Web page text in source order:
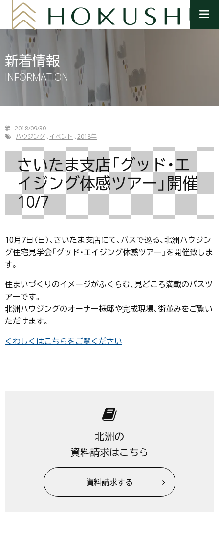
ニ
新着情報
INFORMATION
2018/09/30
ハウジング イベント 2018年
さいたま支店「グッド・エ
イジング体感ツアー」開催
10/7
10月7日（日）、さいたま支店にて、バスで巡る、北洲ハウジン
グ住宅見学会「グッド・エイジング体感ツアー」を開催致しま
す。
住まいづくりのイメージがふくらむ、見どころ満載のバスツ
アーです。
北洲ハウジングのオーナー様邸や完成現場、街並みをご覧い
ただけます。
くわしくはこちらをご覧ください
北洲の
資料請求はこちら
資料請求する